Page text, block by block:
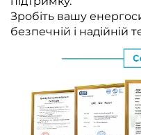
Зробіть вашу
безпечній і надійній